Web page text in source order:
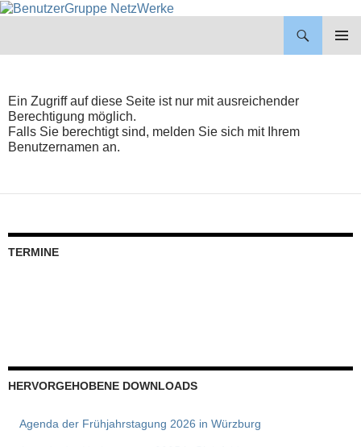
Ein Zugriff auf diese Seite ist nur mit ausreichender
Berechtigung möglich.
Falls Sie berechtigt sind, melden Sie sich mit Ihrem
Benutzernamen an.
TERMINE
HERVORGEHOBENE DOWNLOADS
Agenda der Frühjahrstagung 2026 in Würzburg